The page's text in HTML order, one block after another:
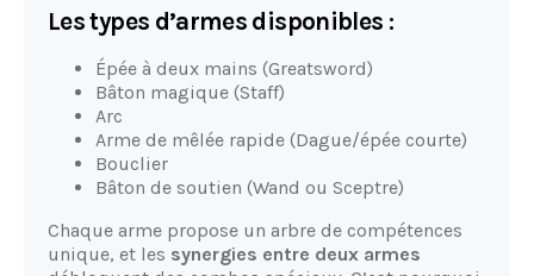
Les types d’armes disponibles :
Épée à deux mains (Greatsword)
Bâton magique (Staff)
Arc
Arme de mêlée rapide (Dague/épée courte)
Bouclier
Bâton de soutien (Wand ou Sceptre)
Chaque arme propose un arbre de compétences
unique, et les synergies entre deux armes